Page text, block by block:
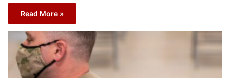
Read More »